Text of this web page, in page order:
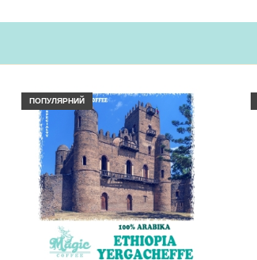
ПОПУЛЯРНИЙ